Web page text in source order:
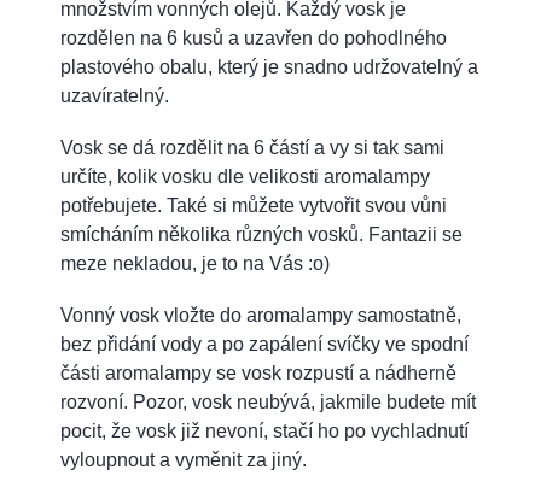
množstvím vonných olejů. Každý vosk je
rozdělen na 6 kusů a uzavřen do pohodlného
plastového obalu, který je snadno udržovatelný a
uzavíratelný.
Vosk se dá rozdělit na 6 částí a vy si tak sami
určíte, kolik vosku dle velikosti aromalampy
potřebujete. Také si můžete vytvořit svou vůni
smícháním několika různých vosků. Fantazii se
meze nekladou, je to na Vás :o)
Vonný vosk vložte do aromalampy samostatně,
bez přidání vody a po zapálení svíčky ve spodní
části aromalampy se vosk rozpustí a nádherně
rozvoní. Pozor, vosk neubývá, jakmile budete mít
pocit, že vosk již nevoní, stačí ho po vychladnutí
vyloupnout a vyměnit za jiný.